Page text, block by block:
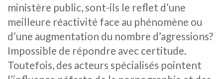
ministère public, sont-ils le reflet d’une
meilleure réactivité face au phénomène ou
d’une augmentation du nombre d’agressions?
Impossible de répondre avec certitude.
Toutefois, des acteurs spécialisés pointent